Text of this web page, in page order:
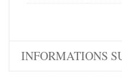
INFORMATIONS